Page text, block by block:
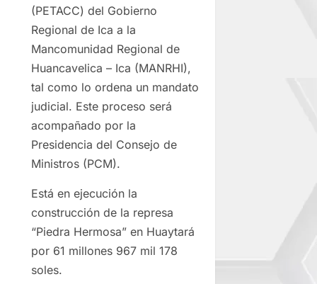
(PETACC) del Gobierno
Regional de Ica a la
Mancomunidad Regional de
Huancavelica – Ica (MANRHI),
tal como lo ordena un mandato
judicial. Este proceso será
acompañado por la
Presidencia del Consejo de
Ministros (PCM).
Está en ejecución la
construcción de la represa
“Piedra Hermosa” en Huaytará
por 61 millones 967 mil 178
soles.